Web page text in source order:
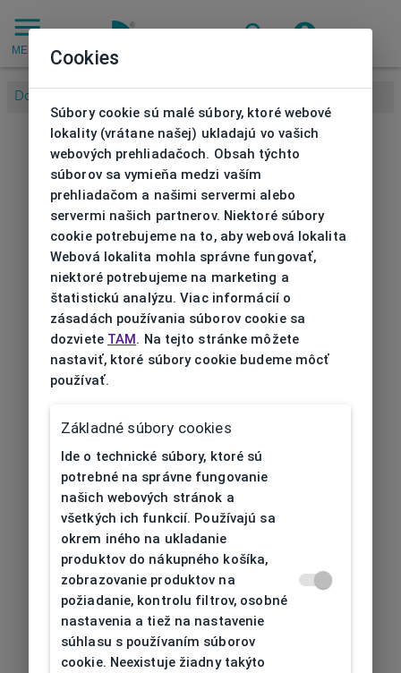
MENU
Domov
Cookies
Súbory cookie sú malé súbory, ktoré webové
lokality (vrátane našej) ukladajú vo vašich
webových prehliadačoch. Obsah týchto
súborov sa vymieňa medzi vaším
prehliadačom a našimi servermi alebo
servermi našich partnerov. Niektoré súbory
cookie potrebujeme na to, aby webová lokalita
Webová lokalita mohla správne fungovať,
niektoré potrebujeme na marketing a
štatistickú analýzu. Viac informácií o
zásadách používania súborov cookie sa
dozviete TAM. Na tejto stránke môžete
nastaviť, ktoré súbory cookie budeme môcť
používať.
Základné súbory cookies
Ide o technické súbory, ktoré sú
potrebné na správne fungovanie
našich webových stránok a
všetkých ich funkcií. Používajú sa
okrem iného na ukladanie
produktov do nákupného košíka,
zobrazovanie produktov na
požiadanie, kontrolu filtrov, osobné
nastavenia a tiež na nastavenie
súhlasu s používaním súborov
cookie. Neexistuje žiadny takýto